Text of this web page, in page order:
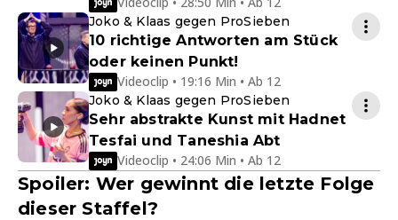
Joko & Klaas gegen ProSieben
10 richtige Antworten am Stück
oder keinen Punkt!
Videoclip • 19:16 Min • Ab 12
Joko & Klaas gegen ProSieben
Sehr abstrakte Kunst mit Hadnet
Tesfai und Taneshia Abt
Videoclip • 24:06 Min • Ab 12
Spoiler: Wer gewinnt die letzte Folge
dieser Staffel?